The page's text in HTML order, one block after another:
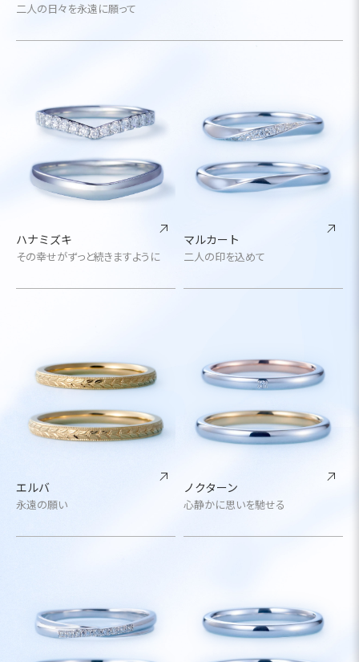
二人の日々を永遠に願って
ハナミズキ
その幸せがずっと続きますように
マルカート
二人の印を込めて
エルバ
永遠の願い
ノクターン
心静かに思いを馳せる